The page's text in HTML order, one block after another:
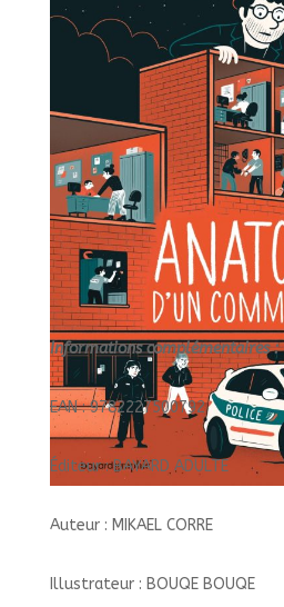
Informations complémentaires :
EAN : 9782227500792
Éditeur : BAYARD ADULTE
Auteur : MIKAEL CORRE
Illustrateur : BOUQE BOUQE